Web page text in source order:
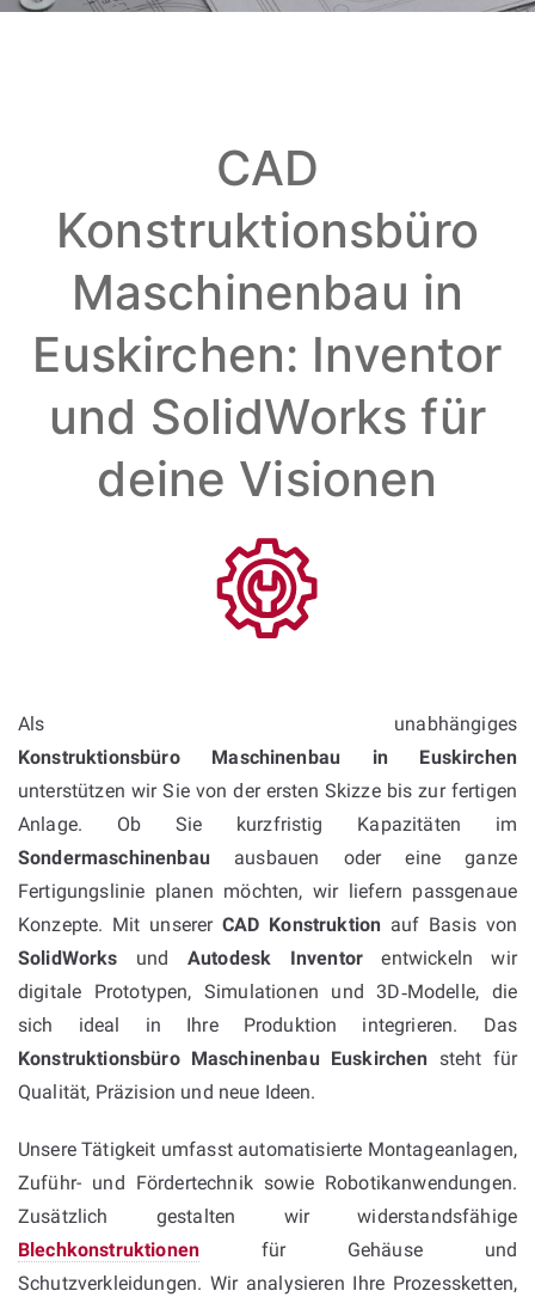
CAD
Konstruktionsbüro
Maschinenbau in
Euskirchen: Inventor
und SolidWorks für
deine Visionen
Als unabhängiges
Konstruktionsbüro Maschinenbau in Euskirchen
unterstützen wir Sie von der ersten Skizze bis zur fertigen
Anlage. Ob Sie kurzfristig Kapazitäten im
Sondermaschinenbauausbauen oder eine ganze
Fertigungslinie planen möchten, wir liefern passgenaue
Konzepte. Mit unsererCAD Konstruktion auf Basis von
SolidWorks und Autodesk Inventor entwickeln wir
digitale Prototypen, Simulationen und 3D‑Modelle, die
sich ideal in Ihre Produktion integrieren. Das
Konstruktionsbüro Maschinenbau Euskirchen steht für
Qualität, Präzision und neue Ideen.
Unsere Tätigkeit umfasst automatisierte Montageanlagen,
Zuführ- und Fördertechnik sowie Robotikanwendungen.
Zusätzlich gestalten wir widerstandsfähige
Blechkonstruktionen für Gehäuse und
Schutzverkleidungen. Wir analysieren Ihre Prozessketten,